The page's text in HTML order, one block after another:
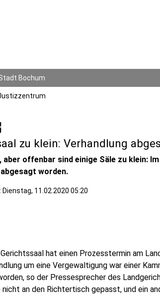
Bochum
zu klein: Verhandlung
aber offenbar sind einige Säle zu klein:
worden.
Dienstag, 11.02.2020 05:20
Gerichtssaal hat einen Prozesstermin am
um eine Vergewaltigung war einer
so der Pressesprecher des
an den Richtertisch gepasst, und ein